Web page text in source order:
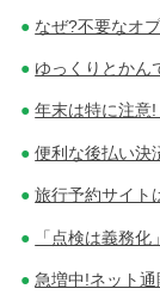
なぜ?不要なオ
ゆっくりとかん
年末は特に注意
便利な後払い決
旅行予約サイト
「点検は義務
急増中!ネット